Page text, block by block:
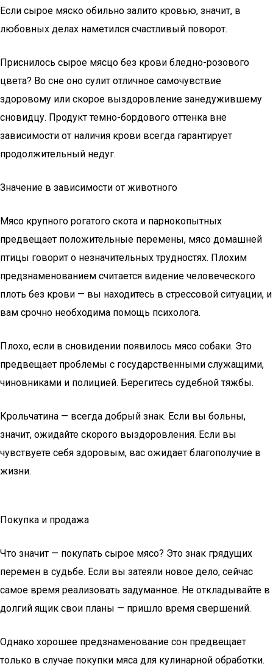
Если сырое мяско обильно залито кровью, значит, в
любовных делах наметился счастливый поворот.
Приснилось сырое мясцо без крови бледно-розового
цвета? Во сне оно сулит отличное самочувствие
здоровому или скорое выздоровление занедужившему
сновидцу. Продукт темно-бордового оттенка вне
зависимости от наличия крови всегда гарантирует
продолжительный недуг.
Значение в зависимости от животного
Мясо крупного рогатого скота и парнокопытных
предвещает положительные перемены, мясо домашней
птицы говорит о незначительных трудностях. Плохим
предзнаменованием считается видение человеческого
плоть без крови — вы находитесь в стрессовой ситуации, и
вам срочно необходима помощь психолога.
Плохо, если в сновидении появилось мясо собаки. Это
предвещает проблемы с государственными служащими,
чиновниками и полицией. Берегитесь судебной тяжбы.
Крольчатина — всегда добрый знак. Если вы больны,
значит, ожидайте скорого выздоровления. Если вы
чувствуете себя здоровым, вас ожидает благополучие в
жизни.
Покупка и продажа
Что значит — покупать сырое мясо? Это знак грядущих
перемен в судьбе. Если вы затеяли новое дело, сейчас
самое время реализовать задуманное. Не откладывайте в
долгий ящик свои планы — пришло время свершений.
Однако хорошее предзнаменование сон предвещает
только в случае покупки мяса для кулинарной обработки.